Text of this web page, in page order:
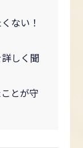
ない！
しく聞
とが守